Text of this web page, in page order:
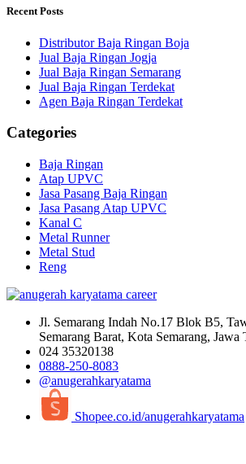
Recent Posts
Distributor Baja Ringan Boja
Jual Baja Ringan Jogja
Jual Baja Ringan Semarang
Jual Baja Ringan Terdekat
Agen Baja Ringan Terdekat
Categories
Baja Ringan
Atap UPVC
Jasa Pasang Baja Ringan
Jasa Pasang Atap UPVC
Kanal C
Metal Runner
Metal Stud
Reng
Jl. Semarang Indah No.17 Blok B5,
Semarang Barat, Kota Semarang, Jawa
024 35320138
0888-250-8083
@anugerahkaryatama
Shopee.co.id/anugerahkaryatama